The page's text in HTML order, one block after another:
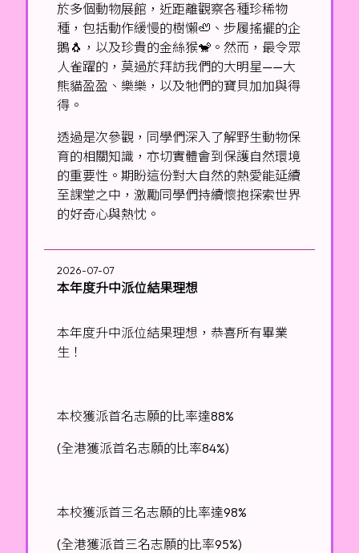
於多個動物展館，近距離觀察各種珍稀物
種，包括動作緩慢的樹懶🦥、步履搖擺的企
鵝🐧，以及珍貴的金絲猴🐒。然而，最令眾
人雀躍的，莫過於拜訪我們的大明星——大
熊貓盈盈、樂樂，以及牠們的寶貝加加與得
得。
透過是次參觀，同學們深入了解野生動物保
育的相關知識，亦切實體會到保護自然環境
的重要性。期盼這份對大自然的熱愛能延續
至課堂之中，激勵同學們持續懷抱探索世界
的好奇心與熱忱。
2026-07-07
本年度升中派位結果理想
本年度升中派位結果理想，恭喜所有畢業
生！
本校獲派首名志願的比率達88%
(全港獲派首名志願的比率84%)
本校獲派首三名志願的比率達98%
(全港獲派首三名志願的比率95%)